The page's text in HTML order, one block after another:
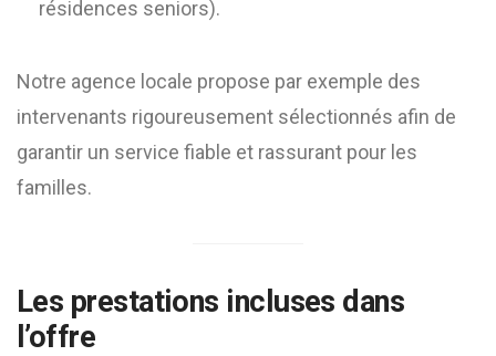
résidences seniors).
Notre agence locale propose par exemple des
intervenants rigoureusement sélectionnés afin de
garantir un service fiable et rassurant pour les
familles.
Les prestations incluses dans
l’offre